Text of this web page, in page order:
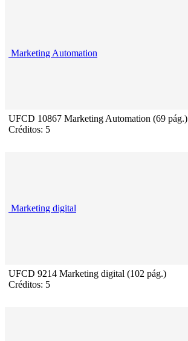
Marketing Automation
UFCD 10867 Marketing Automation (69 pág.)
Créditos: 5
Marketing digital
UFCD 9214 Marketing digital (102 pág.)
Créditos: 5